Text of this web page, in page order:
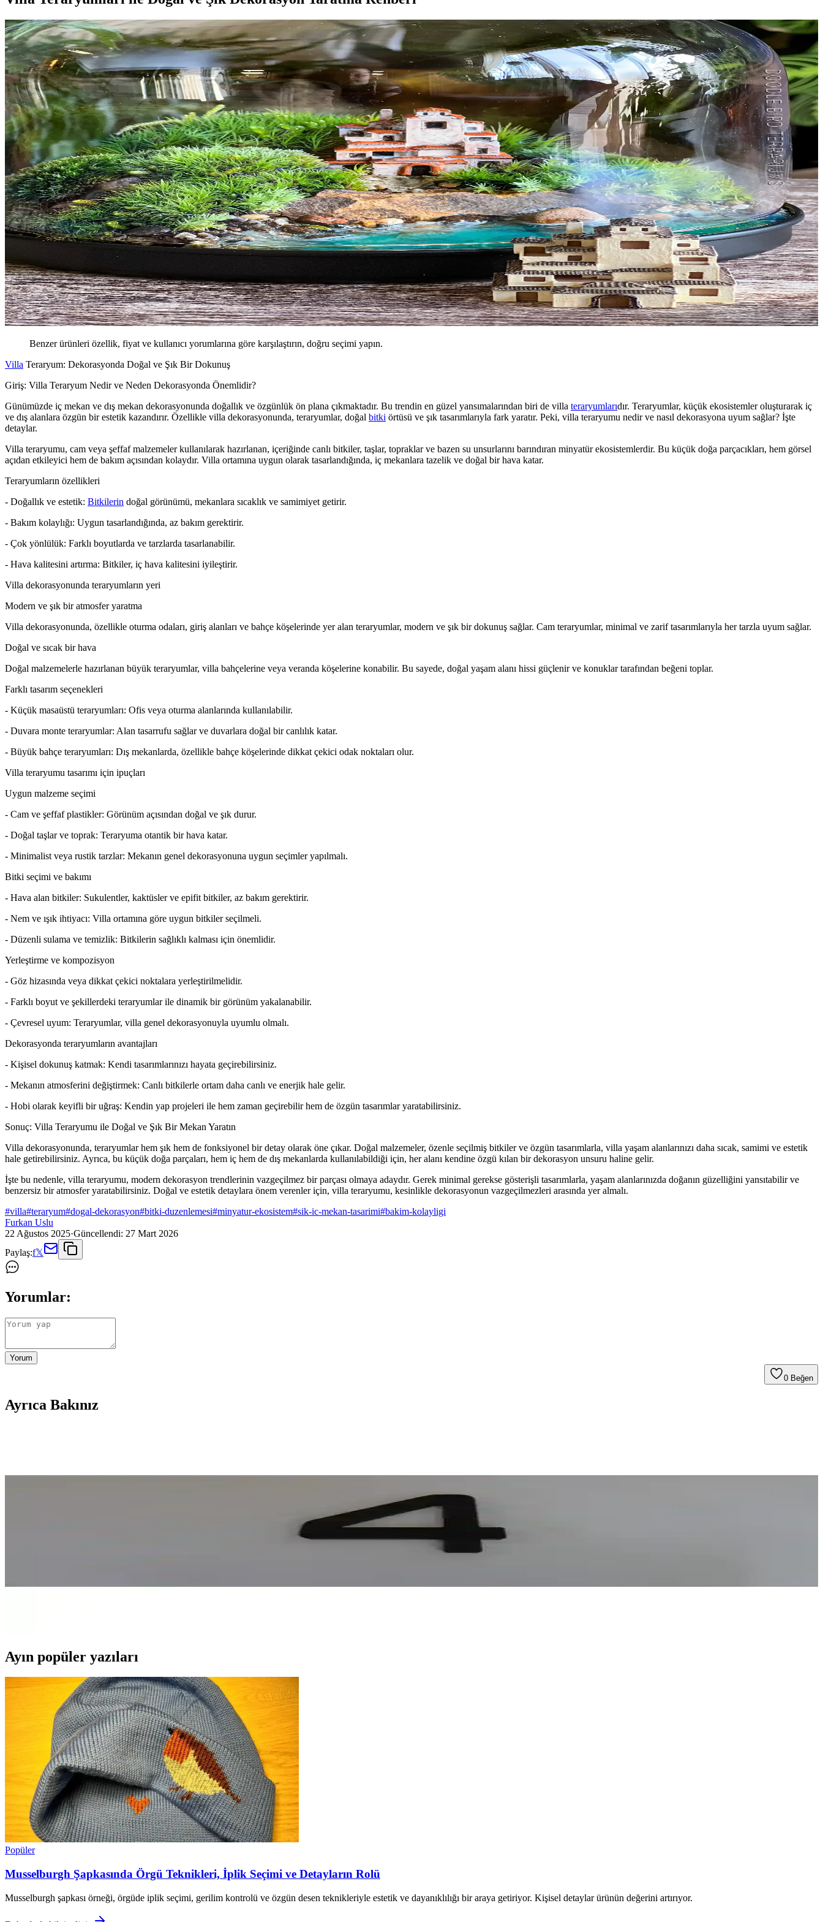
Benzer ürünleri özellik, fiyat ve kullanıcı yorumlarına göre karşılaştırın, doğru seçimi yapın.
Villa Teraryum: Dekorasyonda Doğal ve Şık Bir Dokunuş
Giriş: Villa Teraryum Nedir ve Neden Dekorasyonda Önemlidir?
Günümüzde iç mekan ve dış mekan dekorasyonunda doğallık ve özgünlük ön plana çıkmaktadır. Bu trendin en güzel yansımalarından biri de villa teraryumlarıdır. Teraryumlar, küçük ekosistemler oluşturarak iç
ve dış alanlara özgün bir estetik kazandırır. Özellikle villa dekorasyonunda, teraryumlar, doğal bitki örtüsü ve şık tasarımlarıyla fark yaratır. Peki, villa teraryumu nedir ve nasıl dekorasyona uyum sağlar? İşte
detaylar.
Villa teraryumu, cam veya şeffaf malzemeler kullanılarak hazırlanan, içeriğinde canlı bitkiler, taşlar, topraklar ve bazen su unsurlarını barındıran minyatür ekosistemlerdir. Bu küçük doğa parçacıkları, hem görsel
açıdan etkileyici hem de bakım açısından kolaydır. Villa ortamına uygun olarak tasarlandığında, iç mekanlara tazelik ve doğal bir hava katar.
Teraryumların özellikleri
- Doğallık ve estetik: Bitkilerin doğal görünümü, mekanlara sıcaklık ve samimiyet getirir.
- Bakım kolaylığı: Uygun tasarlandığında, az bakım gerektirir.
- Çok yönlülük: Farklı boyutlarda ve tarzlarda tasarlanabilir.
- Hava kalitesini artırma: Bitkiler, iç hava kalitesini iyileştirir.
Villa dekorasyonunda teraryumların yeri
Modern ve şık bir atmosfer yaratma
Villa dekorasyonunda, özellikle oturma odaları, giriş alanları ve bahçe köşelerinde yer alan teraryumlar, modern ve şık bir dokunuş sağlar. Cam teraryumlar, minimal ve zarif tasarımlarıyla her tarzla uyum sağlar.
Doğal ve sıcak bir hava
Doğal malzemelerle hazırlanan büyük teraryumlar, villa bahçelerine veya veranda köşelerine konabilir. Bu sayede, doğal yaşam alanı hissi güçlenir ve konuklar tarafından beğeni toplar.
Farklı tasarım seçenekleri
- Küçük masaüstü teraryumları: Ofis veya oturma alanlarında kullanılabilir.
- Duvara monte teraryumlar: Alan tasarrufu sağlar ve duvarlara doğal bir canlılık katar.
- Büyük bahçe teraryumları: Dış mekanlarda, özellikle bahçe köşelerinde dikkat çekici odak noktaları olur.
Villa teraryumu tasarımı için ipuçları
Uygun malzeme seçimi
- Cam ve şeffaf plastikler: Görünüm açısından doğal ve şık durur.
- Doğal taşlar ve toprak: Teraryuma otantik bir hava katar.
- Minimalist veya rustik tarzlar: Mekanın genel dekorasyonuna uygun seçimler yapılmalı.
Bitki seçimi ve bakımı
- Hava alan bitkiler: Sukulentler, kaktüsler ve epifit bitkiler, az bakım gerektirir.
- Nem ve ışık ihtiyacı: Villa ortamına göre uygun bitkiler seçilmeli.
- Düzenli sulama ve temizlik: Bitkilerin sağlıklı kalması için önemlidir.
Yerleştirme ve kompozisyon
- Göz hizasında veya dikkat çekici noktalara yerleştirilmelidir.
- Farklı boyut ve şekillerdeki teraryumlar ile dinamik bir görünüm yakalanabilir.
- Çevresel uyum: Teraryumlar, villa genel dekorasyonuyla uyumlu olmalı.
Dekorasyonda teraryumların avantajları
- Kişisel dokunuş katmak: Kendi tasarımlarınızı hayata geçirebilirsiniz.
- Mekanın atmosferini değiştirmek: Canlı bitkilerle ortam daha canlı ve enerjik hale gelir.
- Hobi olarak keyifli bir uğraş: Kendin yap projeleri ile hem zaman geçirebilir hem de özgün tasarımlar yaratabilirsiniz.
Sonuç: Villa Teraryumu ile Doğal ve Şık Bir Mekan Yaratın
Villa dekorasyonunda, teraryumlar hem şık hem de fonksiyonel bir detay olarak öne çıkar. Doğal malzemeler, özenle seçilmiş bitkiler ve özgün tasarımlarla, villa yaşam alanlarınızı daha sıcak, samimi ve estetik
hale getirebilirsiniz. Ayrıca, bu küçük doğa parçaları, hem iç hem de dış mekanlarda kullanılabildiği için, her alanı kendine özgü kılan bir dekorasyon unsuru haline gelir.
İşte bu nedenle, villa teraryumu, modern dekorasyon trendlerinin vazgeçilmez bir parçası olmaya adaydır. Gerek minimal gerekse gösterişli tasarımlarla, yaşam alanlarınızda doğanın güzelliğini yansıtabilir ve
benzersiz bir atmosfer yaratabilirsiniz. Doğal ve estetik detaylara önem verenler için, villa teraryumu, kesinlikle dekorasyonun vazgeçilmezleri arasında yer almalı.
#villa#teraryum#dogal-dekorasyon#bitki-duzenlemesi#minyatur-ekosistem#sik-ic-mekan-tasarimi#bakim-kolayligi
Furkan Uslu
22 Ağustos 2025·Güncellendi: 27 Mart 2026
Paylaş:f𝕏
Yorumlar:
Yorum
0 Beğen
Ayrıca Bakınız
Villa aydınlatma örnekleri, estetik ve fonksiyonelliği bir araya getirerek yaşam alanlarınızı daha şık ve kullanışlı hale getirir. Trendler ve akıllı sistemlerle aydınlatma çözümleri hakkında detaylar.
Hikvision Silver Seri Villa Tipi IP Görüntülü Diafon Kapı Seti Güvenlik ve Konforu Artıran Çözüm
Ayın popüler yazıları
Popüler
Musselburgh Şapkasında Örgü Teknikleri, İplik Seçimi ve Detayların Rolü
Musselburgh şapkası örneği, örgüde iplik seçimi, gerilim kontrolü ve özgün desen teknikleriyle estetik ve dayanıklılığı bir araya getiriyor. Kişisel detaylar ürünün değerini artırıyor.